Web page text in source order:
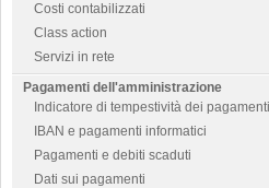
Costi contabilizzati
Class action
Servizi in rete
Pagamenti dell'amministrazione
Indicatore di tempestività dei pagamenti
IBAN e pagamenti informatici
Pagamenti e debiti scaduti
Dati sui pagamenti